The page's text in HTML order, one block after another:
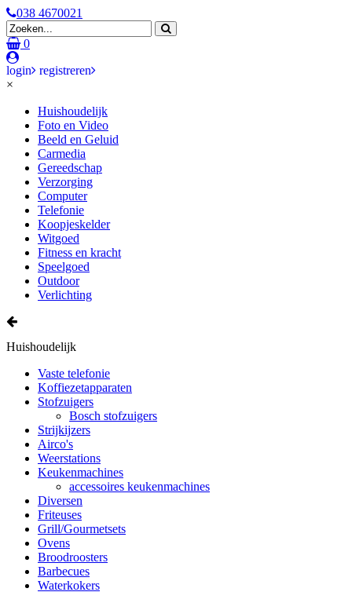
038 4670021
0
login
registreren
×
Huishoudelijk
Foto en Video
Beeld en Geluid
Carmedia
Gereedschap
Verzorging
Computer
Telefonie
Koopjeskelder
Witgoed
Fitness en kracht
Speelgoed
Outdoor
Verlichting
Huishoudelijk
Vaste telefonie
Koffiezetapparaten
Stofzuigers
Bosch stofzuigers
Strijkijzers
Airco's
Weerstations
Keukenmachines
accessoires keukenmachines
Diversen
Friteuses
Grill/Gourmetsets
Ovens
Broodroosters
Barbecues
Waterkokers